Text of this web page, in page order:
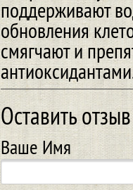
поддерживают
обновления
смягчают и
Оставить
Ваше Имя